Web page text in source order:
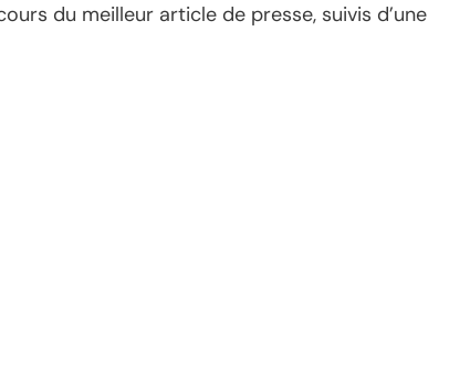
du meilleur article de presse, suivis d’une